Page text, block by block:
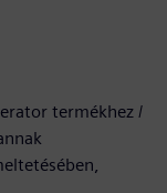
termékhez /